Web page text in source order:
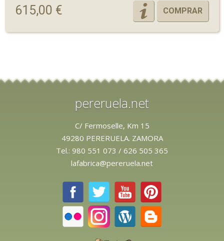
615,00 € COMPRAR
pereruela.net
C/ Fermoselle, Km 15
49280 PERERUELA. ZAMORA
Tel.: 980 551 073 / 626 505 365
lafabrica@pereruela.net